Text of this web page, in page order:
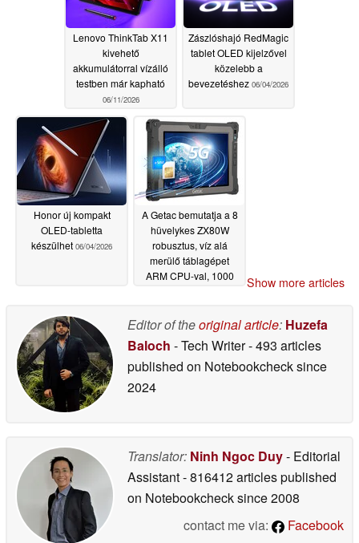
Lenovo ThinkTab X11
kivehető
akkumulátorral vízálló
testben már kapható
06/11/2026
Zászlóshajó RedMagic
tablet OLED kijelzővel
közelebb a
bevezetéshez 06/04/2026
Honor új kompakt
OLED-tabletta
készülhet 06/04/2026
A Getac bemutatja a 8
hüvelykes ZX80W
robusztus, víz alá
merülő táblagépet
ARM CPU-val, 1000
Enterprise LTSC-vel
Show more articles
Editor of theoriginal article: Huzefa
Baloch - Tech Writer- 493 articles
published on Notebookchecksince
2024
Translator: Ninh Ngoc Duy- Editorial
Assistant- 816412 articles published
on Notebookchecksince 2008
contact me via:
Facebook